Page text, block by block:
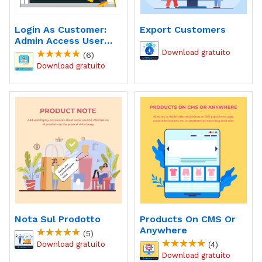
Login As Customer:
Admin Access User
Account
(6)
Export Customers
Nota Sul Prodotto
(5)
Products On CMS Or
Anywhere
(4)